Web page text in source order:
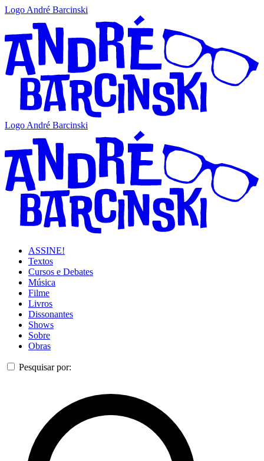
Logo André Barcinski
Logo André Barcinski
ASSINE!
Textos
Cursos e Debates
Música
Filme
Livros
Dissonantes
Shows
Sobre
Obras
Pesquisar por: